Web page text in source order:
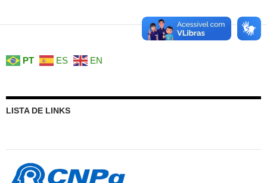
PT ES EN
LISTA DE LINKS